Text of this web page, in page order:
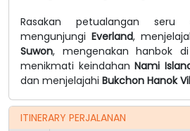
Rasakan petualangan
mengunjungi Everland,
Suwon, mengenakan hanbok
menikmati keindahan Nami
dan menjelajahi Bukchon Hanok
ITINERARY PERJALANAN